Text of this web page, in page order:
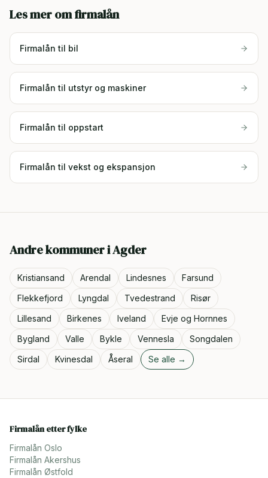
Les mer om firmalån
Firmalån til bil
Firmalån til utstyr og maskiner
Firmalån til oppstart
Firmalån til vekst og ekspansjon
Andre kommuner iAgder
Kristiansand Arendal Lindesnes
Farsund
Flekkefjord
Lyngdal Tvedestrand
Risør
Lillesand
Birkenes Iveland
Evje og Hornnes
Bygland
Valle Bykle Vennesla
Songdalen
Sirdal
Kvinesdal Åseral Se alle →
Firmalån etter fylke
Firmalån Oslo
Firmalån Akershus
Firmalån Østfold